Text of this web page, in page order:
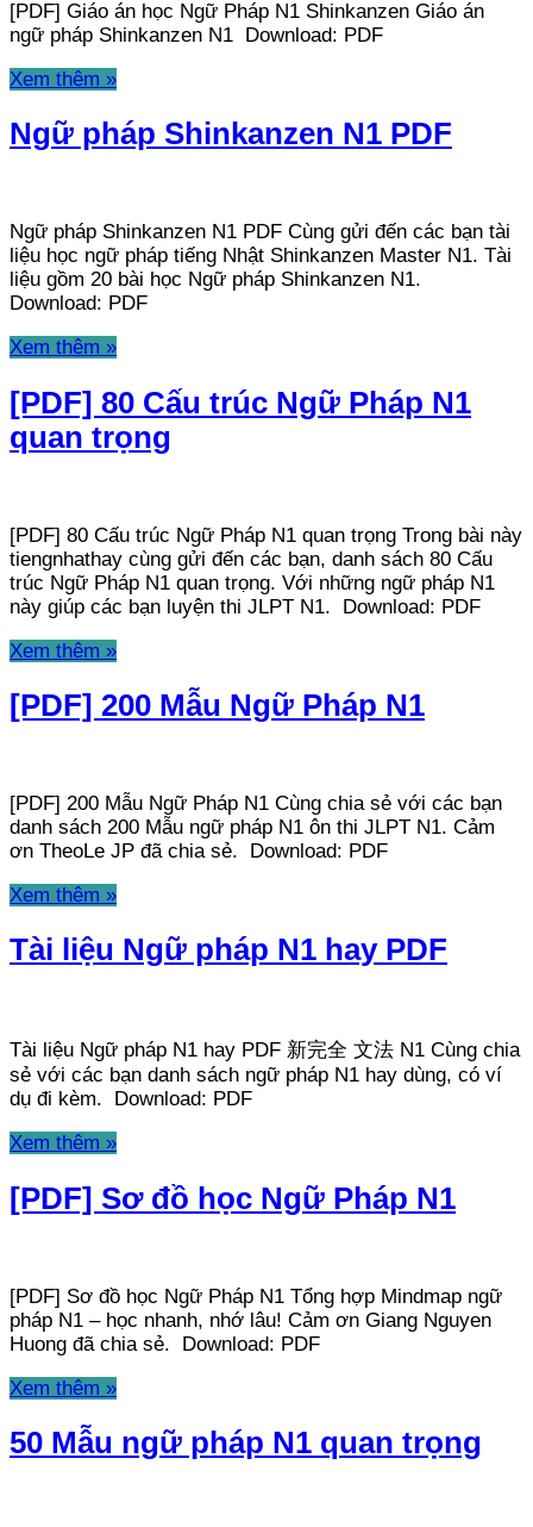
[PDF] Giáo án học Ngữ Pháp N1 Shinkanzen Giáo án
ngữ pháp Shinkanzen N1 Download: PDF
Xem thêm »
Ngữ pháp Shinkanzen N1 PDF
Ngữ pháp Shinkanzen N1 PDF Cùng gửi đến các bạn tài
liệu học ngữ pháp tiếng Nhật Shinkanzen Master N1. Tài
liệu gồm 20 bài học Ngữ pháp Shinkanzen N1.
Download: PDF
Xem thêm »
[PDF] 80 Cấu trúc Ngữ Pháp N1
quan trọng
[PDF] 80 Cấu trúc Ngữ Pháp N1 quan trọng Trong bài này
tiengnhathay cùng gửi đến các bạn, danh sách 80 Cấu
trúc Ngữ Pháp N1 quan trọng. Với những ngữ pháp N1
này giúp các bạn luyện thi JLPT N1. Download: PDF
Xem thêm »
[PDF] 200 Mẫu Ngữ Pháp N1
[PDF] 200 Mẫu Ngữ Pháp N1 Cùng chia sẻ với các bạn
danh sách 200 Mẫu ngữ pháp N1 ôn thi JLPT N1. Cảm
ơn TheoLe JP đã chia sẻ. Download: PDF
Xem thêm »
Tài liệu Ngữ pháp N1 hay PDF
Tài liệu Ngữ pháp N1 hay PDF 新完全 文法 N1 Cùng chia
sẻ với các bạn danh sách ngữ pháp N1 hay dùng, có ví
dụ đi kèm. Download: PDF
Xem thêm »
[PDF] Sơ đồ học Ngữ Pháp N1
[PDF] Sơ đồ học Ngữ Pháp N1 Tổng hợp Mindmap ngữ
pháp N1 – học nhanh, nhớ lâu! Cảm ơn Giang Nguyen
Huong đã chia sẻ. Download: PDF
Xem thêm »
50 Mẫu ngữ pháp N1 quan trọng